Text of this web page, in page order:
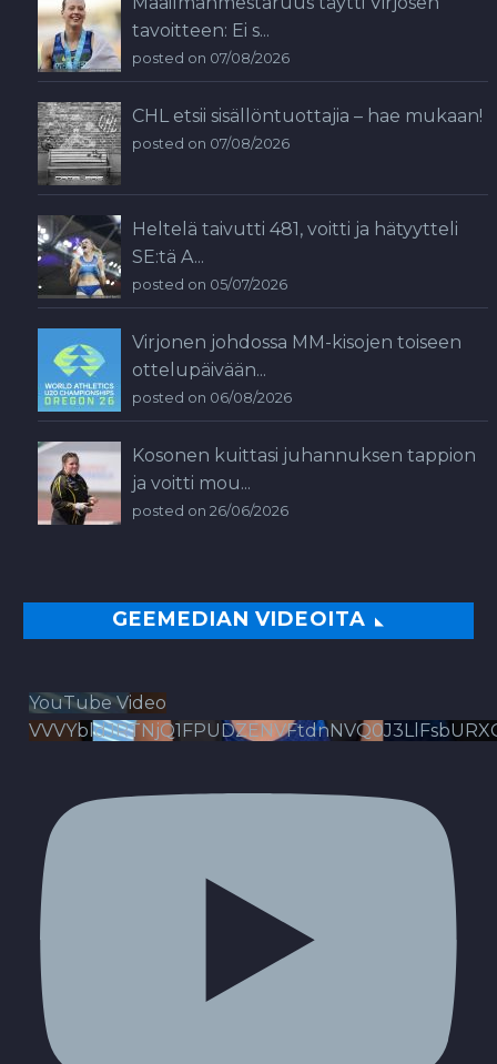
tavoitteen: Ei s...
posted on 07/08/2026
CHL etsii sisällöntuottajia – hae mukaan!
posted on 07/08/2026
Heltelä taivutti 481, voitti ja hätyytteli
SE:tä A...
posted on 05/07/2026
Virjonen johdossa MM-kisojen toiseen
ottelupäivään...
posted on 06/08/2026
Kosonen kuittasi juhannuksen tappion
ja voitti mou...
posted on 26/06/2026
GEEMEDIAN VIDEOITA
YouTube Video